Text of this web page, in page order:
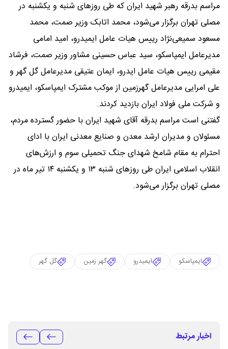
مراسم بدرقه رهبر شهید ایران که طی روزهای شنبه و یکشنبه در
مصلی تهران برگزار می‌شود، محمد اتابک وزیر صمت، محمد
مسعود سمیعی‌نژاد رییس هیات عامل ایمیدرو، امید امامی
مدیرعامل ایمپاسکو، سید عباس حسینی مشاور وزیر صمت، فرشاد
مقیمی رییس هیات عامل ایدرو، ایمان عتیقی مدیرعامل گل گهر و
علی امرایی مدیرعامل گهرزمین از موکب مشترک ایمپاسکو، ایمیدرو
و شرکت ملی فولاد ایران بازدید کردند.
گفتنی است مراسم بدرقه آقای شهید ایران با حضور گسترده مردم،
مسئولان و مدیران ارشد معدن و صنایع معدنی ایران با ادای
احترام به مقام شامخ شهدای جنگ تحمیلی سوم و ارزش‌های
انقلاب اسلامی ایران طی روزهای شنبه ۱۳ و یکشنبه ۱۴ تیر ماه در
مصلی تهران برگزار می‌شود.
ایمپاسکو ایمیدرو گهر زمین گل گهر
اخبار مرتبط